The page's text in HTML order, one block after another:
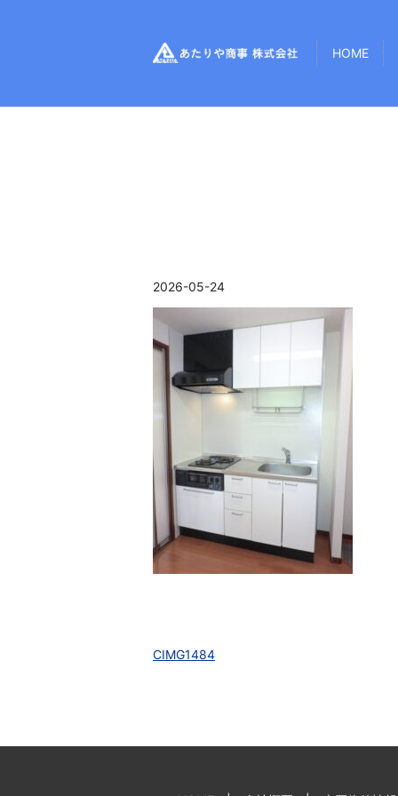
HOME
2026-05-24
CIMG1484